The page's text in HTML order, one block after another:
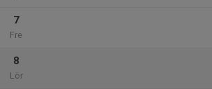
7
Fre
8
Lör